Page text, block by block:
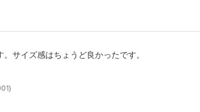
サイズ感はちょうど良かったです。